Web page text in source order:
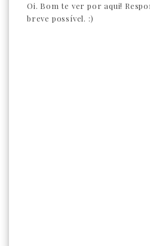
Oi. Bom te ver por aqui!
breve possível. :)